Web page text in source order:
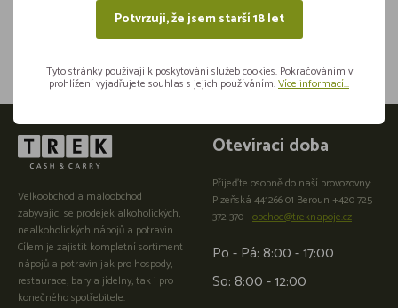
Sdílejte na sítích
Velkoobchod a maloobchod
zabývající se prodejek alkoholických,
nealkoholických nápojů a potravin.
Cílem je zajistit kompletní sortiment
nápojů a potravin jak pro hospody,
restaurace, bary a jídelny, tak i pro
konečného spotřebitele.
Otevírací doba
Přijeďte osobně do naší provozovny:
Plzeňská 441266 01 Beroun +420 725
372 370 -obchod@treknapoje.cz
Po - Pá: 8:00 - 17:00
So: 8:00 - 12:00
Potvrzuji, že jsem starší 18 let
Tyto stránky používají k poskytování služeb cookies. Pokračováním v
prohlížení vyjadřujete souhlas s jejich používáním.Více informací...